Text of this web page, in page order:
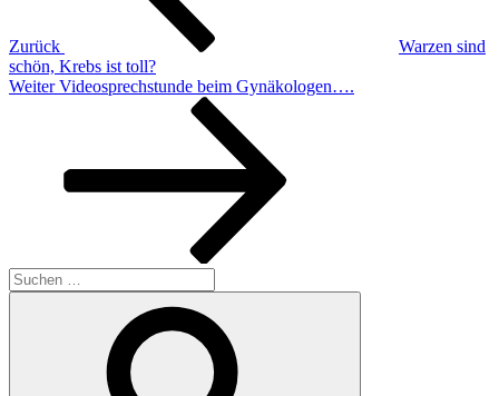
Zurück
Warzen sind
schön, Krebs ist toll?
Nächster
Weiter Videosprechstunde beim Gynäkologen….
Suchen
nach: